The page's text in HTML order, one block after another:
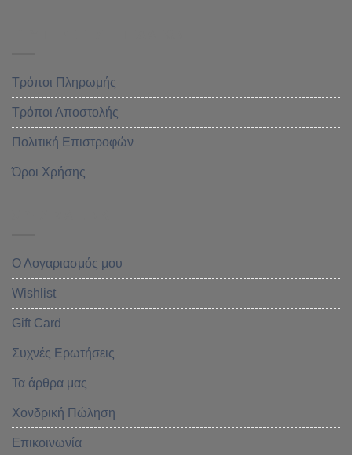
Τρόποι Πληρωμής
Τρόποι Αποστολής
Πολιτική Επιστροφών
Όροι Χρήσης
Ο Λογαριασμός μου
Wishlist
Gift Card
Συχνές Ερωτήσεις
Τα άρθρα μας
Χονδρική Πώληση
Επικοινωνία